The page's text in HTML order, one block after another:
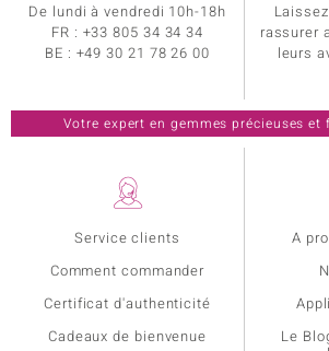
Service clients
Comment commander
Certificat d'authenticité
Cadeaux de bienvenue
A
Le
De lundi à vendredi 10h-18h
FR : +33 805 34 34 34
BE : +49 30 21 78 26 00
rassurer
leurs
Votre expert en gemmes précieuses